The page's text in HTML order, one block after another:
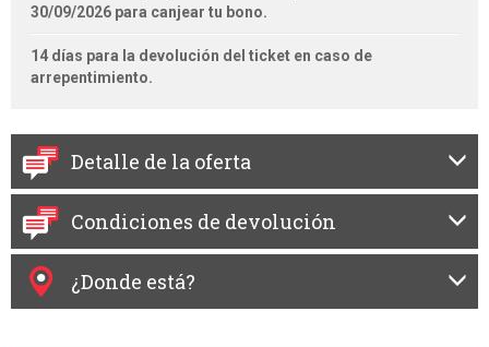
30/09/2026 para canjear tu bono.
14 días para la devolución del ticket en caso de
arrepentimiento.
Detalle de la oferta
Condiciones de devolución
¿Donde está?